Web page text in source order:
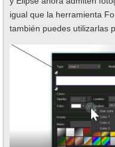
igual que la herramienta
también puedes utilizarlas